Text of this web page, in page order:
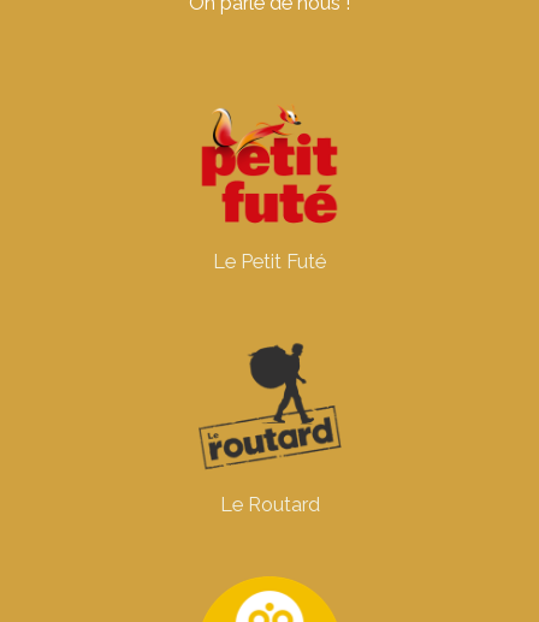
Le Petit Futé
Le Routard